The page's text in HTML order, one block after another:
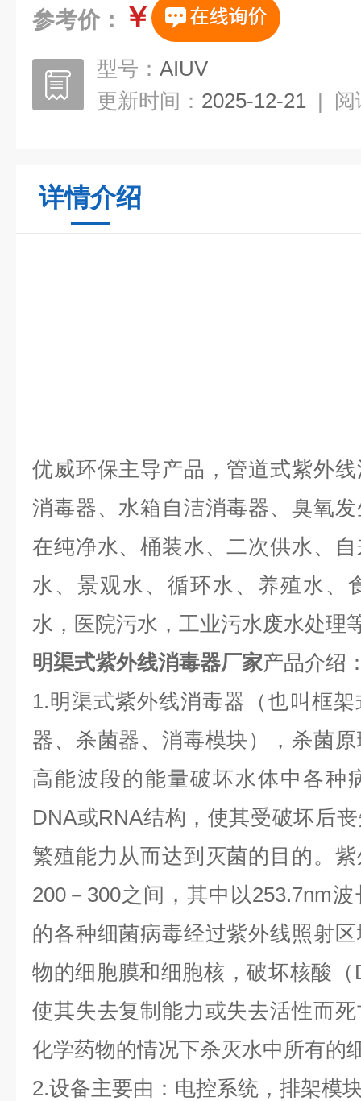
参考价： ￥
型号： AIUV
更新时间： 2025-12-21 | 阅
详情介绍
优威环保主导产品，管道式紫外
消毒器、水箱自洁消毒器、臭氧
在纯净水、桶装水、二次供水、
水、景观水、循环水、养殖水、
水，医院污水，工业污水废水处理
明渠式紫外线消毒器厂家产品介绍
1.明渠式紫外线消毒器（也叫框
器、杀菌器、消毒模块），杀菌
高能波段的能量破坏水体中各种
DNA或RNA结构，使其受破坏后
繁殖能力从而达到灭菌的目的。
200－300之间，其中以253.7nm
的各种细菌病毒经过紫外线照射
物的细胞膜和细胞核，破坏核酸
使其失去复制能力或失去活性而
化学药物的情况下杀灭水中所有的
2.设备主要由：电控系统，排架模